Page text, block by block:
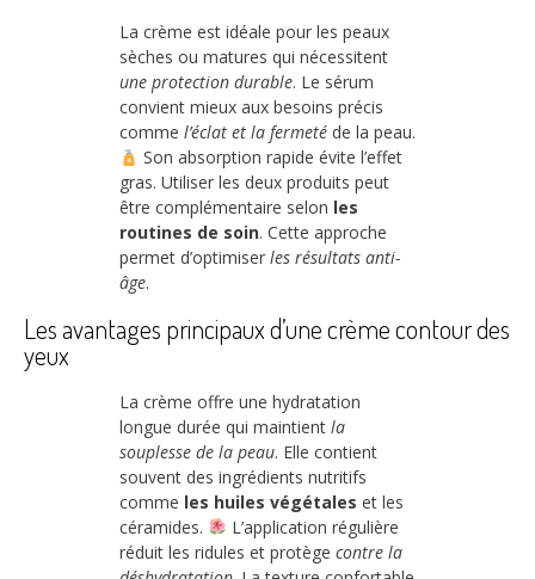
La crème est idéale pour les peaux
sèches ou matures qui nécessitent
une protection durable. Le sérum
convient mieux aux besoins précis
comme l’éclat et la fermeté de la peau.
Son absorption rapide évite l’effet
gras. Utiliser les deux produits peut
être complémentaire selon les
routines de soin. Cette approche
permet d’optimiser les résultats anti-
âge.
Les avantages principaux d’une crème contour des
yeux
La crème offre une hydratation
longue durée qui maintient la
souplesse de la peau. Elle contient
souvent des ingrédients nutritifs
comme les huiles végétales et les
céramides.
L’application régulière
réduit les ridules et protège contre la